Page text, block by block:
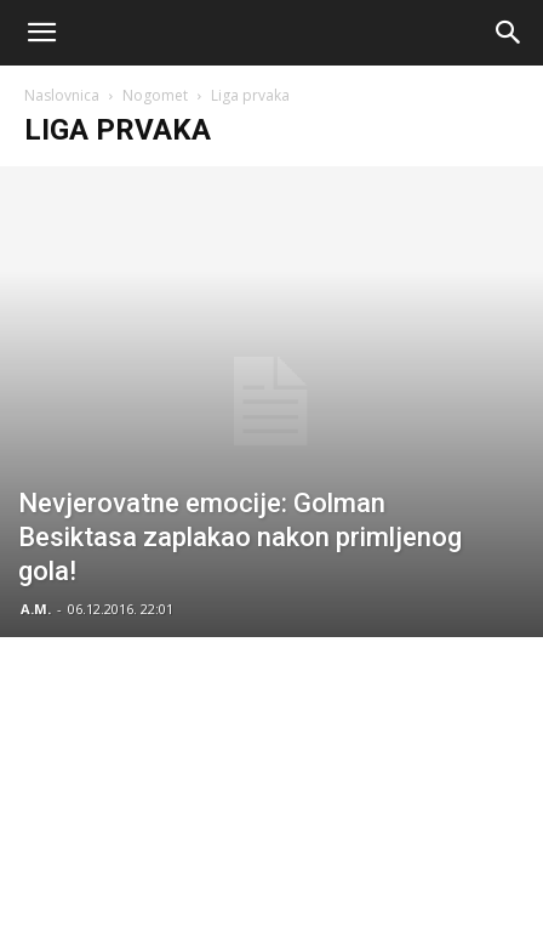
Sport
Naslovnica Nogomet Liga prvaka
LIGA PRVAKA
Nevjerovatne emocije: Golman
Besiktasa zaplakao nakon primljenog
gola!
A.M. - 06.12.2016. 22:01